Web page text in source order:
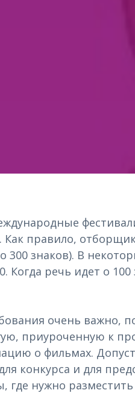
. Как правило,
300 знаков). В
Когда речь идет о
очень важно,
приуроченную к
о фильмах.
конкурса и для
где нужно